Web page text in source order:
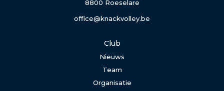
8800 Roeselare
office@knackvolley.be
Club
Nieuws
Team
Organisatie